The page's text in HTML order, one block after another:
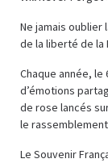
Ne jamais oublier
de la liberté de la
Chaque année,
d’émotions
de rose lancés
le rassemblement
Le Souvenir